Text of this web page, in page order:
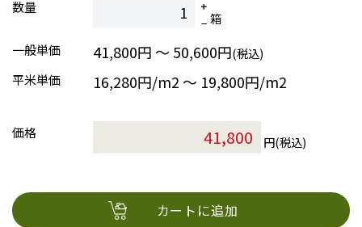
数量
箱
一般単価
41,800円 ～ 50,600円(税込)
平米単価
16,280円/m2 〜 19,800円/m2
価格
円(税込)
カートに追加